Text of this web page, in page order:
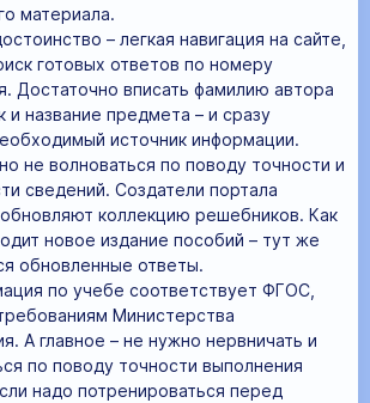
материала.
– легкая навигация на сайте,
готовых ответов по номеру
Достаточно вписать фамилию автора
и название предмета – и сразу
источник информации.
не волноваться по поводу точности и
сведений. Создатели портала
коллекцию решебников. Как
новое издание пособий – тут же
обновленные ответы.
по учебе соответствует ФГОС,
Министерства
А главное – не нужно нервничать и
по поводу точности выполнения
надо потренироваться перед